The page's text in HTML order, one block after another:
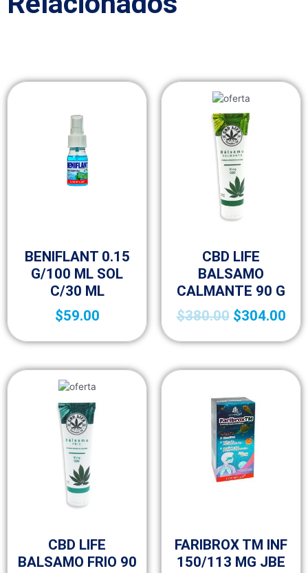
BENIFLANT 0.15
G/100 ML SOL
C/30 ML
$59.00
CBD LIFE
BALSAMO
CALMANTE 90 G
$380.00 $304.00
CBD LIFE
BALSAMO FRIO 90
FARIBROX TM INF
150/113 MG JBE